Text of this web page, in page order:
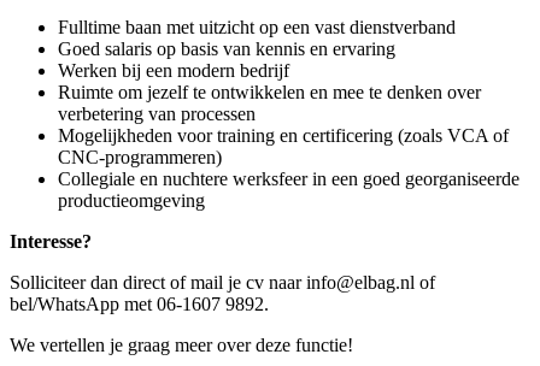
Fulltime baan met uitzicht op een vast dienstverband
Goed salaris op basis van kennis en ervaring
Werken bij een modern bedrijf
Ruimte om jezelf te ontwikkelen en mee te denken over
verbetering van processen
Mogelijkheden voor training en certificering (zoals VCA of
CNC-programmeren)
Collegiale en nuchtere werksfeer in een goed georganiseerde
productieomgeving
Interesse?
Solliciteer dan direct of mail je cv naar info@elbag.nl of
bel/WhatsApp met 06-1607 9892.
We vertellen je graag meer over deze functie!